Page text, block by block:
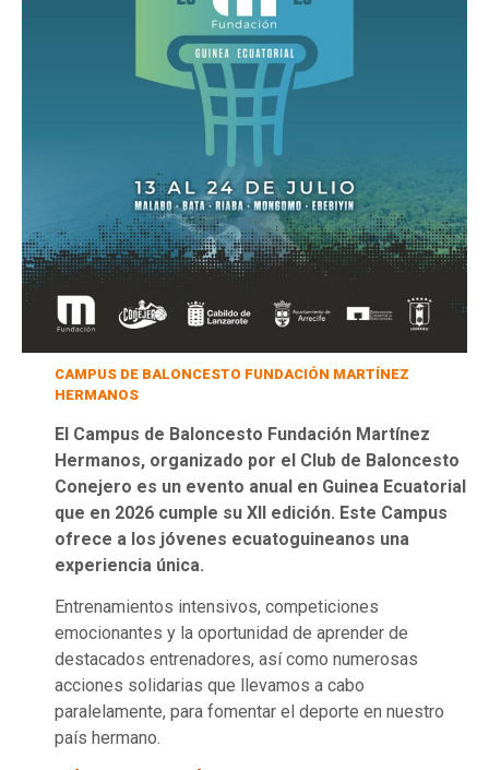
CAMPUS DE BALONCESTO FUNDACIÓN MARTÍNEZ
HERMANOS
El Campus de Baloncesto Fundación Martínez
Hermanos, organizado por el Club de Baloncesto
Conejero es un evento anual en Guinea Ecuatorial
que en 2026 cumple su XII edición. Este Campus
ofrece a los jóvenes ecuatoguineanos una
experiencia única.
Entrenamientos intensivos, competiciones
emocionantes y la oportunidad de aprender de
destacados entrenadores, así como numerosas
acciones solidarias que llevamos a cabo
paralelamente, para fomentar el deporte en nuestro
país hermano.